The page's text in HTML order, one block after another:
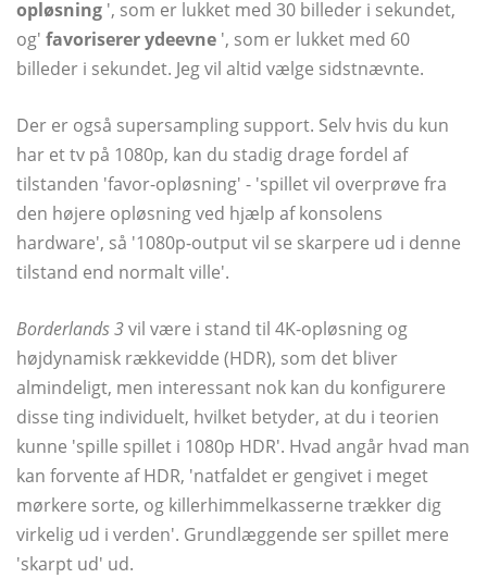
opløsning ', som er lukket med 30 billeder i sekundet,
og' favoriserer ydeevne ', som er lukket med 60
billeder i sekundet. Jeg vil altid vælge sidstnævnte.
Der er også supersampling support. Selv hvis du kun
har et tv på 1080p, kan du stadig drage fordel af
tilstanden 'favor-opløsning' - 'spillet vil overprøve fra
den højere opløsning ved hjælp af konsolens
hardware', så '1080p-output vil se skarpere ud i denne
tilstand end normalt ville'.
Borderlands 3vil være i stand til 4K-opløsning og
højdynamisk rækkevidde (HDR), som det bliver
almindeligt, men interessant nok kan du konfigurere
disse ting individuelt, hvilket betyder, at du i teorien
kunne 'spille spillet i 1080p HDR'. Hvad angår hvad man
kan forvente af HDR, 'natfaldet er gengivet i meget
mørkere sorte, og killerhimmelkasserne trækker dig
virkelig ud i verden'. Grundlæggende ser spillet mere
'skarpt ud' ud.